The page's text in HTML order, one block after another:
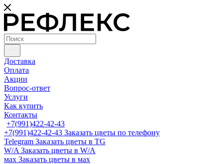
Доставка
Оплата
Акции
Вопрос-ответ
Услуги
Как купить
Контакты
+7(991)422-42-43
+7(991)422-42-43 Заказать цветы по телефону
Telegram Заказать цветы в TG
W/A Заказать цветы в W/A
мах Заказать цветы в мах